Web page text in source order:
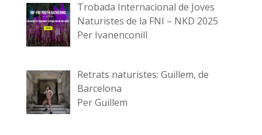
Trobada Internacional de Joves
Naturistes de la FNI – NKD 2025
Per Ivanenconill
Retrats naturistes: Guillem, de
Barcelona
Per Guillem